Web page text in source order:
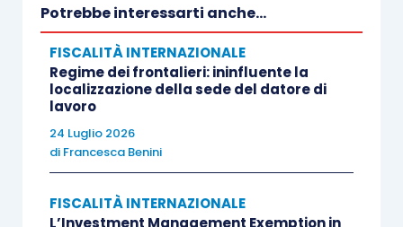
una delle imposte indicate nell’allegato B del
D.Lgs. 143/2005ovvero adun’imposta identica o
sostanzialmente simileapplicata in aggiunta o in
sostituzione di dette imposte.
Requisiti del soggetto erogante
Potrebbe interessarti anche...
FISCALITÀ INTERNAZIONALE
Regime dei frontalieri: ininfluente la
localizzazione della sede del datore di
lavoro
24 Luglio 2026
di Francesca Benini
FISCALITÀ INTERNAZIONALE
L’Investment Management Exemption in